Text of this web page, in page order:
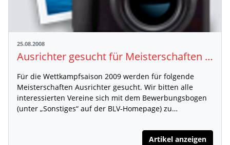
25.08.2008
Ausrichter gesucht für Meisterschaften 2009
Für die Wettkampfsaison 2009 werden für folgende
Meisterschaften Ausrichter gesucht. Wir bitten alle
interessierten Vereine sich mit dem Bewerbungsbogen
(unter „Sonstiges“ auf der BLV-Homepage) zu…
Artikel anzeigen